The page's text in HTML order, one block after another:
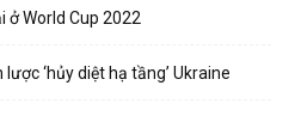
ở World Cup 2022
‘hủy diệt hạ tầng’ Ukraine